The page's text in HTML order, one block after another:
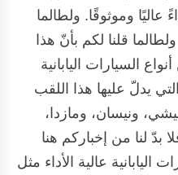
عاليًا وموثوقًا. ولطالما
قلنا لكم بأنّ هذا
السيارات اليابانية
يدلّ عليها هذا اللقب
ونيسان، ومازدا،
بدّ لنا من إخباركم هنا
عالية الأداء مثل